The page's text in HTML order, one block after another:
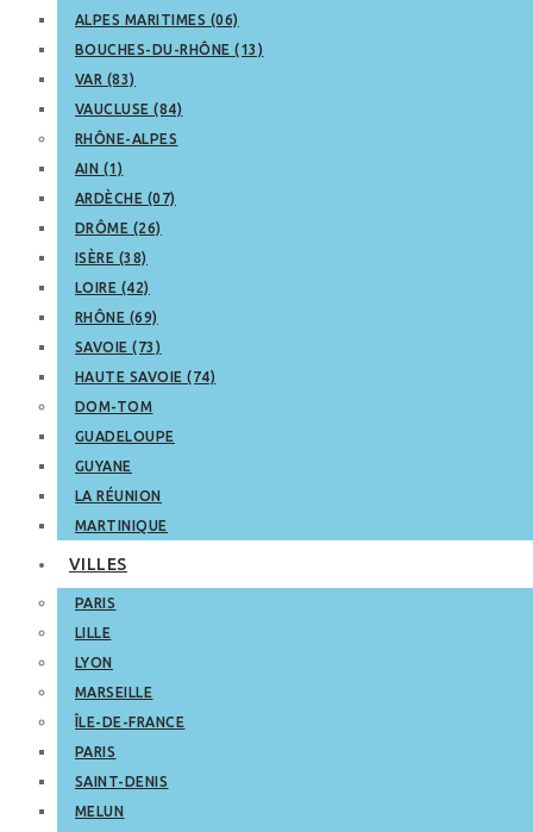
ALPES MARITIMES (06)
BOUCHES-DU-RHÔNE (13)
VAR (83)
VAUCLUSE (84)
RHÔNE-ALPES
AIN (1)
ARDÈCHE (07)
DRÔME (26)
ISÈRE (38)
LOIRE (42)
RHÔNE (69)
SAVOIE (73)
HAUTE SAVOIE (74)
DOM-TOM
GUADELOUPE
GUYANE
LA RÉUNION
MARTINIQUE
VILLES
PARIS
LILLE
LYON
MARSEILLE
ÎLE-DE-FRANCE
PARIS
SAINT-DENIS
MELUN